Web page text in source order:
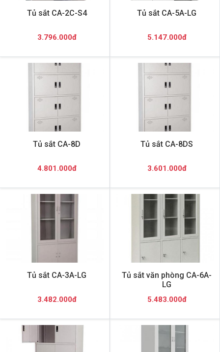
Tủ sắt CA-2C-S4
3.796.000đ
Tủ sắt CA-5A-LG
5.147.000đ
Tủ sắt CA-8D
4.801.000đ
Tủ sắt CA-8DS
3.601.000đ
Tủ sắt CA-3A-LG
3.482.000đ
Tủ sắt văn phòng CA-6A-
LG
5.483.000đ